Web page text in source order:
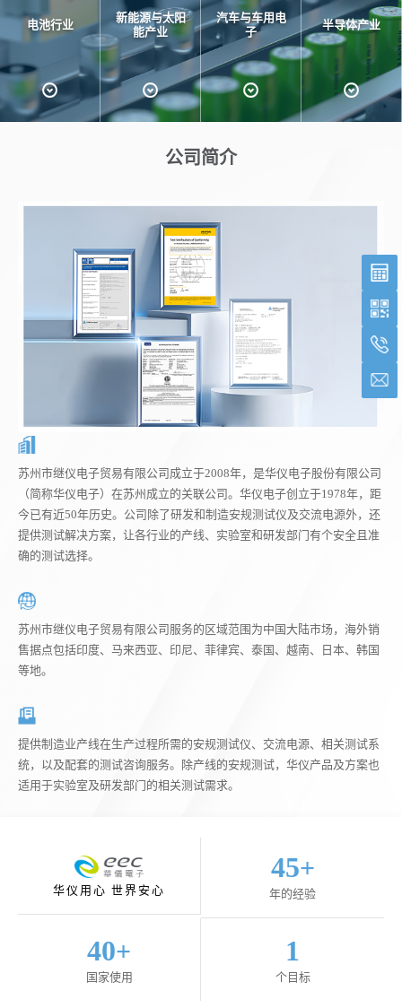
电池行业
新能源与太阳
能产业
汽车与车用电
子
半导体产业
公司简介
苏州市继仪电子贸易有限公司成立于2008年，是华仪电子股份有限公司
（简称华仪电子）在苏州成立的关联公司。华仪电子创立于1978年，距
今已有近50年历史。公司除了研发和制造安规测试仪及交流电源外，还
提供测试解决方案，让各行业的产线、实验室和研发部门有个安全且准
确的测试选择。
苏州市继仪电子贸易有限公司服务的区域范围为中国大陆市场，海外销
售据点包括印度、马来西亚、印尼、菲律宾、泰国、越南、日本、韩国
等地。
提供制造业产线在生产过程所需的安规测试仪、交流电源、相关测试系
统，以及配套的测试咨询服务。除产线的安规测试，华仪产品及方案也
适用于实验室及研发部门的相关测试需求。
华仪用心 世界安心
45+
年的经验
40+
国家使用
1
个目标